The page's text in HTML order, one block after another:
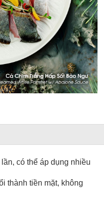
có thể áp dụng nhiều
thành tiền mặt, không